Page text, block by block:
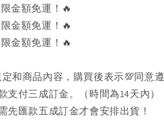
金額免運！🔥
金額免運！🔥
金額免運！🔥
和商品內容，購買後表示💯同意
支付三成訂金。（時間為14天內）
先匯款五成訂金才會安排出貨！